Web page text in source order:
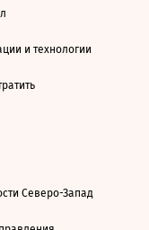
и технологии
Северо-Запад